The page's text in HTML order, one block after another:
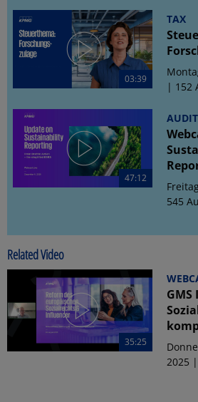
03:39
TAX
| 152
47:12
AUDIT
545
Related Video
35:25
2025